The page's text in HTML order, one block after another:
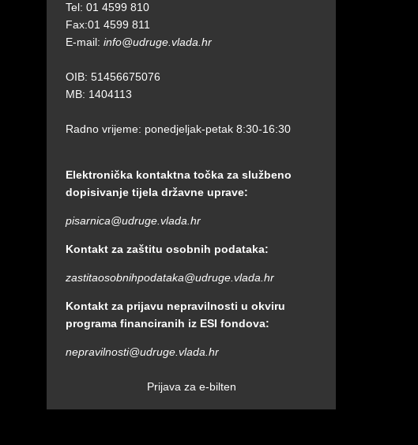
Tel: 01 4599 810
Fax:01 4599 811
E-mail: info@udruge.vlada.hr
OIB: 51456675076
MB: 1404113
Radno vrijeme: ponedjeljak-petak 8:30-16:30
Elektronička kontaktna točka za službeno
dopisivanje tijela državne uprave:
pisarnica@udruge.vlada.hr
Kontakt za zaštitu osobnih podataka:
zastitaosobnihpodataka@udruge.vlada.hr
Kontakt za prijavu nepravilnosti u okviru
programa financiranih iz ESI fondova:
nepravilnosti@udruge.vlada.hr
Prijava za e-bilten